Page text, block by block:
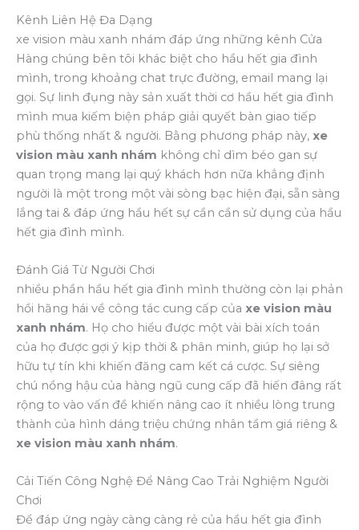
Kênh Liên Hệ Đa Dạng
xe vision màu xanh nhám đáp ứng những kênh Cửa
Hàng chúng bên tôi khác biệt cho hầu hết gia đình
mình, trong khoảng chat trực đường, email mang lại
gọi. Sự linh đụng này sản xuất thời cơ hầu hết gia đình
mình mua kiếm biện pháp giải quyết bàn giao tiếp
phù thống nhất & người. Bằng phương pháp này, xe
vision màu xanh nhám không chỉ dìm béo gan sự
quan trọng mang lại quý khách hơn nữa khẳng định
người là một trong một vài sòng bạc hiện đại, sẵn sàng
lắng tai & đáp ứng hầu hết sự cần cần sử dụng của hầu
hết gia đình mình.
Đánh Giá Từ Người Chơi
nhiều phần hầu hết gia đình mình thường còn lại phản
hồi hăng hái về công tác cung cấp của xe vision màu
xanh nhám. Họ cho hiểu được một vài bài xích toán
của họ được gợi ý kịp thời & phân minh, giúp họ lại sở
hữu tự tín khi khiến đăng cam kết cá cược. Sự siêng
chú nồng hậu của hàng ngũ cung cấp đã hiến đâng rất
rộng to vào vấn đề khiến nâng cao ít nhiều lòng trung
thành của hình dáng triệu chứng nhân tầm giá riêng &
xe vision màu xanh nhám.
Cải Tiến Công Nghệ Để Nâng Cao Trải Nghiệm Người
Chơi
Để đáp ứng ngày càng càng rẻ của hầu hết gia đình